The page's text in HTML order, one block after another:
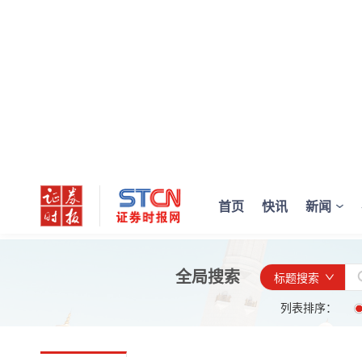
首页 快讯 新闻
全局搜索
标题搜索
列表排序：